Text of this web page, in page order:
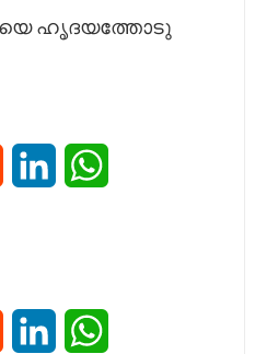
ഹൃദയത്തോടു
Reddit LinkedIn
Reddit LinkedIn